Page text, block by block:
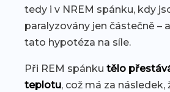
tedy i v NREM spánku, kdy
paralyzovány jen částečně –
tato hypotéza na síle.
Při REM spánku tělo
teplotu, což má za následek,